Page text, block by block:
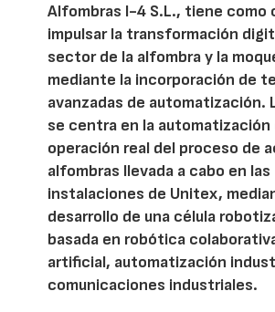
Alfombras I-4 S.L., tiene como
impulsar la transformación
sector de la alfombra y la
mediante la incorporación de
avanzadas de automatización.
se centra en la automatización
operación real del proceso de
alfombras llevada a cabo en las
instalaciones de Unitex,
desarrollo de una célula
basada en robótica
artificial, automatización
comunicaciones industriales.